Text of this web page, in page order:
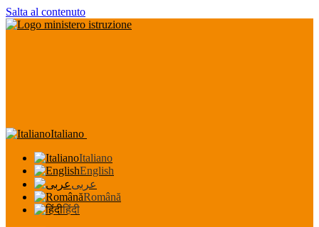
Salta al contenuto
Italiano
Italiano
English
عربى
Română
हिंदी